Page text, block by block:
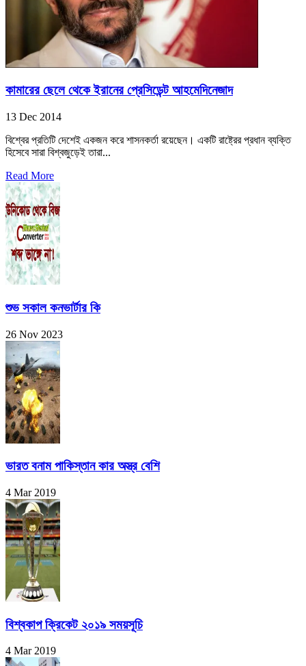
কামারের ছেলে থেকে ইরানের প্রেসিডেন্ট আহমেদিনেজাদ
13 Dec 2014
বিশ্বের প্রতিটি দেশেই একজন করে শাসনকর্তা রয়েছেন। একটি রাষ্ট্রের প্রধান ব্যক্তি
হিসেবে সারা বিশ্বজুড়েই তারা...
Read More
শুভ সকাল কনভার্টার কি
26 Nov 2023
ভারত বনাম পাকিস্তান কার অস্ত্র বেশি
4 Mar 2019
বিশ্বকাপ ক্রিকেট ২০১৯ সময়সূচি
4 Mar 2019